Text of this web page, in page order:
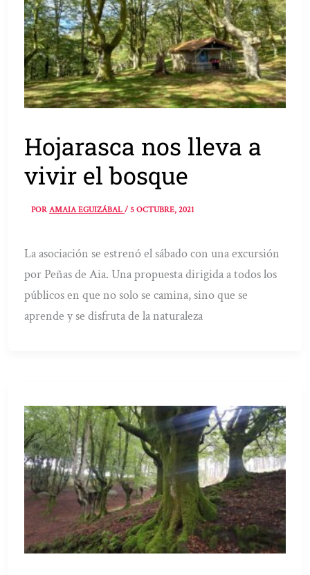
Hojarasca nos lleva a
vivir el bosque
PORAMAIA EGUIZÁBAL/5 OCTUBRE, 2021
La asociación se estrenó el sábado con una excursión
por Peñas de Aia. Una propuesta dirigida a todos los
públicos en que no solo se camina, sino que se
aprende y se disfruta de la naturaleza